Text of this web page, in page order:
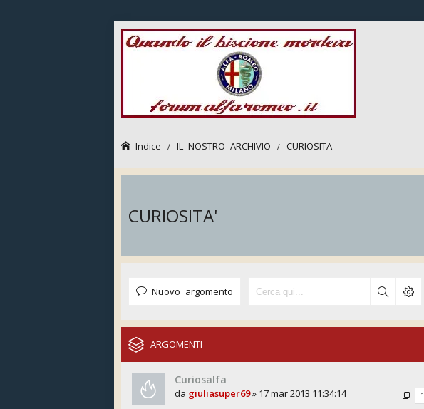
Indice IL NOSTRO ARCHIVIO CURIOSITA'
CURIOSITA'
Nuovo argomento
ARGOMENTI
Curiosalfa
1
da giuliasuper69» 17 mar 2013 11:34:14